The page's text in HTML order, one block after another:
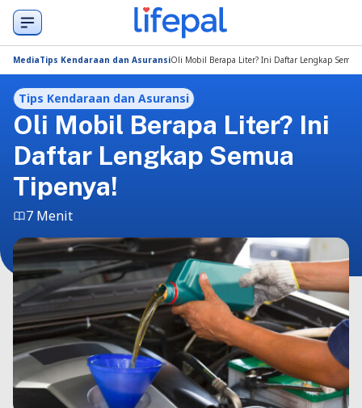
MediaTips Kendaraan dan AsuransiOli Mobil Berapa Liter? Ini Daftar Lengkap
Tips Kendaraan dan Asuransi
Oli Mobil Berapa Liter? Ini
Daftar Lengkap Semua
Tipenya!
7 Menit